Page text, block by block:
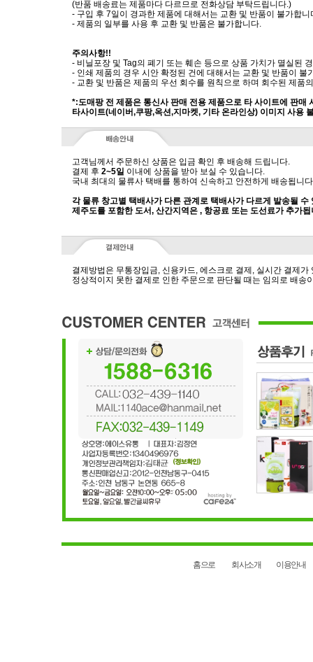
(반품 배송료는 제품마다 다르므로 전화상담 부탁드립니다.)
- 구입 후 7일이 경과한 제품에 대해서는 교환 및 반품이 불가합니
- 제품의 일부를 사용 후 교환 및 반품은 불가합니다.
주의사항!!
- 비닐포장 및 Tag의 폐기 또는 훼손 등으로 상품 가치가 멸실된
- 인쇄 제품의 경우 시안 확정된 건에 대해서는 교환 및 반품이 불
- 교환 및 반품은 제품의 우선 회수를 원칙으로 하며 회수된 제품
*:도매팡 전 제품은 통신사 판매 전용 제품으로 타 사이트에 판매
타사이트(네이버,쿠팡,옥션,지마켓, 기타 온라인상) 이미지 사용
고객님께서 주문하신 상품은 입금 확인 후 배송해 드립니다.
결제 후 2~5일 이내에 상품을 받아 보실 수 있습니다.
국내 최대의 물류사 택배를 통하여 신속하고 안전하게 배송됩니
각 물류 창고별 택배사가 다른 관계로 택배사가 다르게 발송될 수
제주도를 포함한 도서, 산간지역은 , 항공료 또는 도선료가 추가됩
결제방법은 무통장입금, 신용카드, 에스크로 결제, 실시간 결제가
정상적이지 못한 결제로 인한 주문으로 판단될 때는 임의로 배송
홈으로 회사소개 이용안내